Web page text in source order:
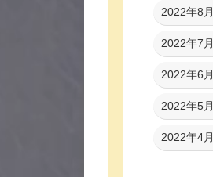
2022年8月
2022年7月
2022年6月
2022年5月
2022年4月